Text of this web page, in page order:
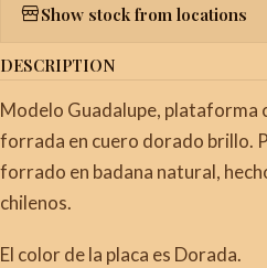
Show stock from locations
DESCRIPTION
Modelo Guadalupe, plataforma
forrada en cuero dorado brillo.
forrado en badana natural,
chilenos.
El color de la placa es Dorada.